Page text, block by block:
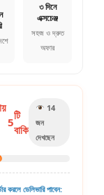
৩ দিনে
এক্সচেঞ্জ
সহজ ও দ্রুত
অফার
5
টি
বাকি
14
জন
দেখছেন
করলে ডেলিভারি পাবেন: